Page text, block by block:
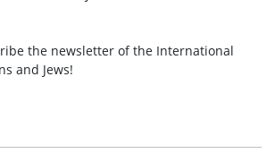
the newsletter of the International
and Jews!